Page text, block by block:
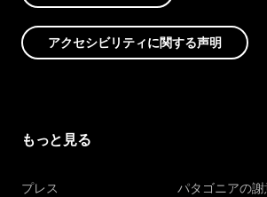
アクセシビリティに関する声明
もっと見る
プレス パタゴニアの